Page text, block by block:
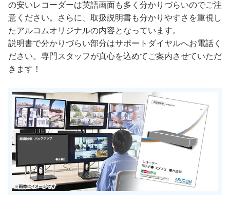
の安いレコーダーは英語画面も多く分かりづらいのでご注
意ください。さらに、取扱説明書も分かりやすさを重視し
たアルコムオリジナルの内容となっています。
説明書で分かりづらい部分はサポートダイヤルへお電話く
ださい。専門スタッフが真心を込めてご案内させていただ
きます！